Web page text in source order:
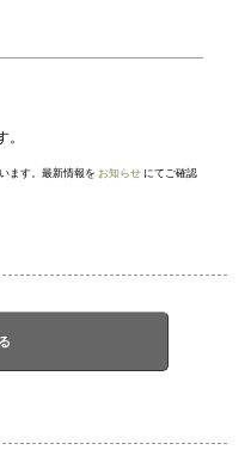
ます。最新情報を お知らせ にてご確認